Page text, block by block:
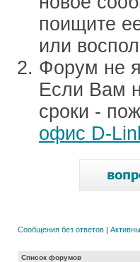
поищите
или
Форум не
Если Вам
сроки -
офис D-
Сообщения без ответов |
Список форумов